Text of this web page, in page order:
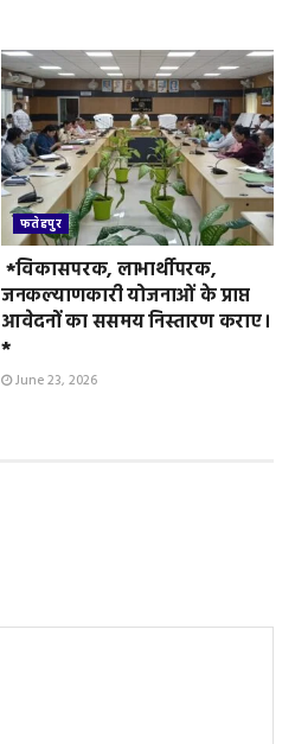
फतेहपुर
*विकासपरक, लाभार्थीपरक,
जनकल्याणकारी योजनाओं के प्राप्त
आवेदनों का ससमय निस्तारण कराए।
*
June 23, 2026